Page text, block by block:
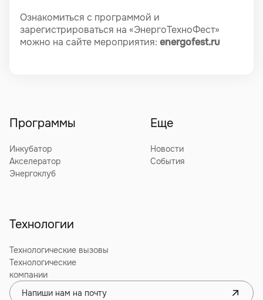
Ознакомиться с программой и
зарегистрироваться на «ЭнергоТехноФест»
можно на сайте мероприятия: energofest.ru
Программы
Инкубатор
Акселератор
Энергоклуб
Технологии
Технологические вызовы
Технологические
компании
Еще
Новости
События
Напиши нам на почту